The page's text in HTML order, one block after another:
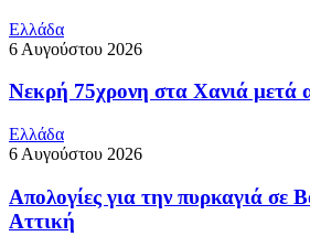
Ελλάδα
6 Αυγούστου 2026
Νεκρή 75χρονη στα Χανιά μετά
Ελλάδα
6 Αυγούστου 2026
Απολογίες για την πυρκαγιά σε
Αττική